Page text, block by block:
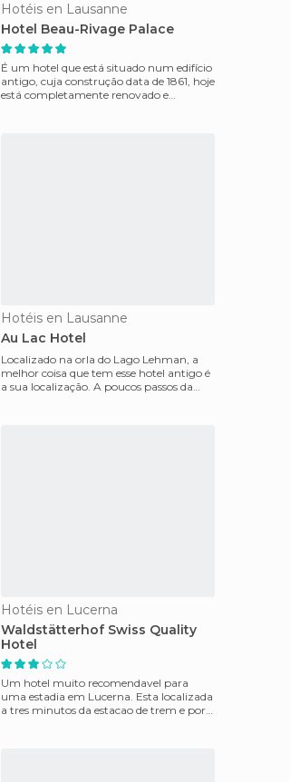
Hotéis en Lausanne
Hotel Beau-Rivage Palace
É um hotel que está situado num edifício
antigo, cuja construção data de 1861, hoje
está completamente renovado e
Hotéis en Lausanne
Au Lac Hotel
Localizado na orla do Lago Lehman, a
melhor coisa que tem esse hotel antigo é
a sua localização. A poucos passos da
Hotéis en Lucerna
Waldstätterhof Swiss Quality
Hotel
Um hotel muito recomendavel para
uma estadia em Lucerna. Esta localizada
a tres minutos da estacao de trem e por